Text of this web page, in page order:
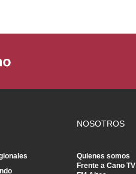
NOSOTROS
Quienes somos
Frente a Cano TV